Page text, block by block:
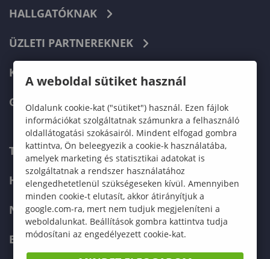
HALLGATÓKNAK
ÜZLETI PARTNEREKNEK
KARRIER
GREEN UNIVERSITY
TELEFONKÖNYV
HIBABEJELENTÉS
NEPTUN
E-LEARNING
A weboldal sütiket használ
Oldalunk cookie-kat ("sütiket") használ. Ezen fájlok
információkat szolgáltatnak számunkra a felhasználó
oldallátogatási szokásairól. Mindent elfogad gombra
kattintva, Ön beleegyezik a cookie-k használatába,
amelyek marketing és statisztikai adatokat is
szolgáltatnak a rendszer használatához
elengedhetetlenül szükségeseken kívül. Amennyiben
minden cookie-t elutasít, akkor átirányítjuk a
google.com-ra, mert nem tudjuk megjeleníteni a
weboldalunkat. Beállítások gombra kattintva tudja
módosítani az engedélyezett cookie-kat.